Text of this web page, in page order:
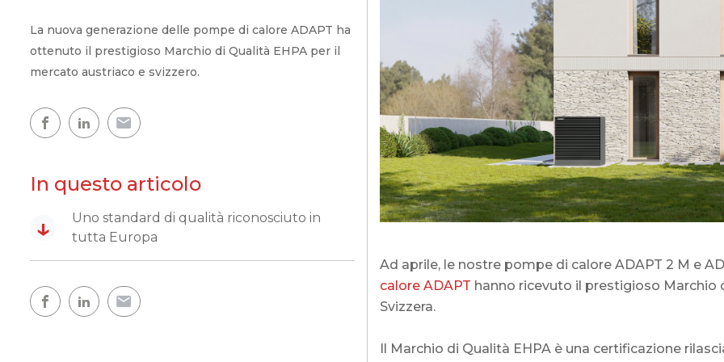
Comfort in casa
Una casa calda
L'esperienza dei nostri clienti
Edifici commerciali e
pubblici
Riscaldamento dell’acqua sanitaria
Riscaldamento e raffreddamento dei
locali commerciali
Recupero del calore residuo
Personalizzato
L'esperienza dei nostri clienti
La nuova generazione delle pompe di calore ADAPT ha
ottenuto il prestigioso Marchio di Qualità EHPA per il
mercato austriaco e svizzero.
In questo articolo
↓
Uno standard di qualità riconosciuto in
tutta Europa
Ad aprile, le nostre pompe di calore ADAPT 2 M e
calore ADAPT hanno ricevuto il prestigioso Marchio
Svizzera.
Il Marchio di Qualità EHPA è una certificazione